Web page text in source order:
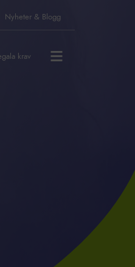
Nyheter & Blogg
krav